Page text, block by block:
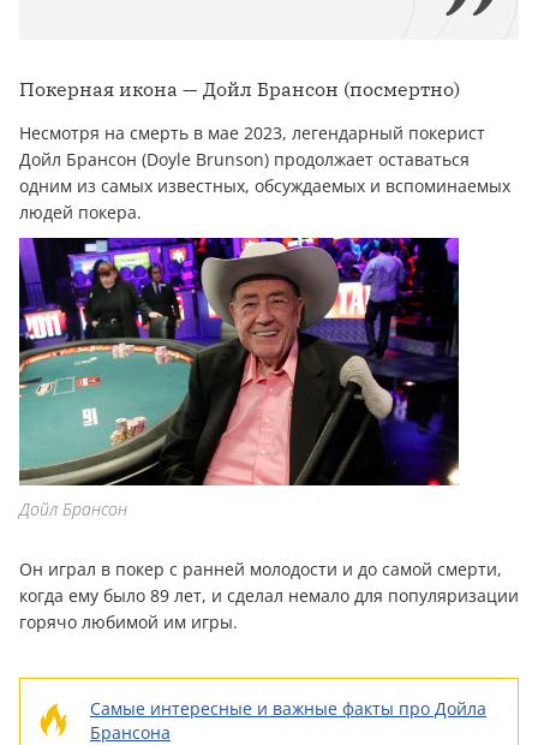
Покерная икона — Дойл Брансон (посмертно)
Несмотря на смерть в мае 2023, легендарный покерист
Дойл Брансон (Doyle Brunson) продолжает оставаться
одним из самых известных, обсуждаемых и вспоминаемых
людей покера.
Дойл Брансон
Он играл в покер с ранней молодости и до самой смерти,
когда ему было 89 лет, и сделал немало для популяризации
горячо любимой им игры.
Самые интересные и важные факты про Дойла
Брансона